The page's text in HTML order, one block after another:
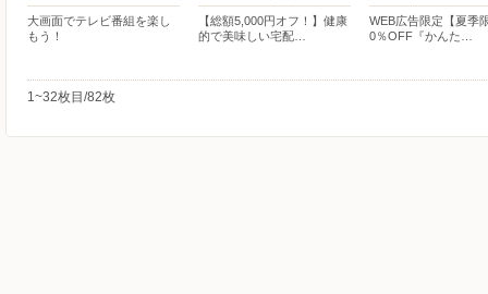
大画面でテレビ番組を楽し
もう！
【総額5,000円オフ！】健康
的で美味しい宅配…
WEB広告限定【夏季
0％OFF『かんた…
1~32枚目/82枚